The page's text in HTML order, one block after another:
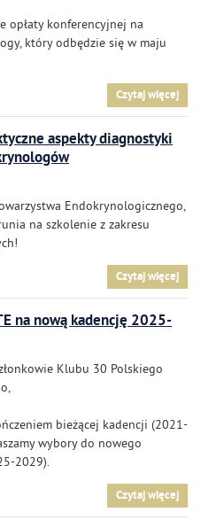
opłaty konferencyjnej na
który odbędzie się w maju
Czytaj więcej
aspekty diagnostyki
Endokrynologicznego,
na szkolenie z zakresu
Czytaj więcej
na nową kadencję 2025-
Klubu 30 Polskiego
bieżącej kadencji (2021-
wybory do nowego
2029).
Czytaj więcej